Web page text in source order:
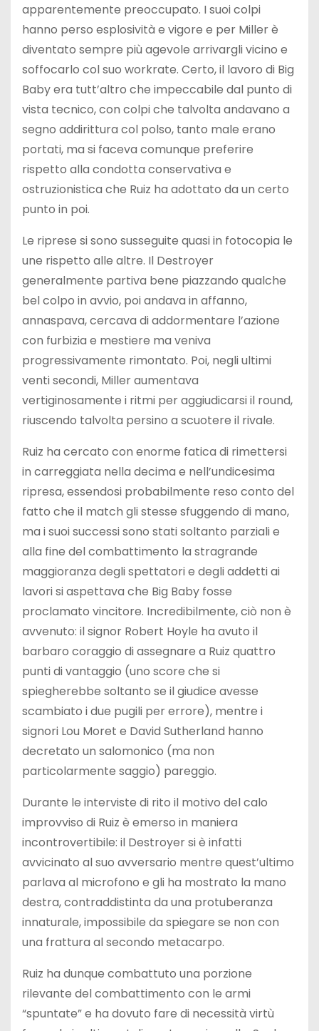
apparentemente preoccupato. I suoi colpi
hanno perso esplosività e vigore e per Miller è
diventato sempre più agevole arrivargli vicino e
soffocarlo col suo workrate. Certo, il lavoro di Big
Baby era tutt’altro che impeccabile dal punto di
vista tecnico, con colpi che talvolta andavano a
segno addirittura col polso, tanto male erano
portati, ma si faceva comunque preferire
rispetto alla condotta conservativa e
ostruzionistica che Ruiz ha adottato da un certo
punto in poi.
Le riprese si sono susseguite quasi in fotocopia le
une rispetto alle altre. Il Destroyer
generalmente partiva bene piazzando qualche
bel colpo in avvio, poi andava in affanno,
annaspava, cercava di addormentare l’azione
con furbizia e mestiere ma veniva
progressivamente rimontato. Poi, negli ultimi
venti secondi, Miller aumentava
vertiginosamente i ritmi per aggiudicarsi il round,
riuscendo talvolta persino a scuotere il rivale.
Ruiz ha cercato con enorme fatica di rimettersi
in carreggiata nella decima e nell’undicesima
ripresa, essendosi probabilmente reso conto del
fatto che il match gli stesse sfuggendo di mano,
ma i suoi successi sono stati soltanto parziali e
alla fine del combattimento la stragrande
maggioranza degli spettatori e degli addetti ai
lavori si aspettava che Big Baby fosse
proclamato vincitore. Incredibilmente, ciò non è
avvenuto: il signor Robert Hoyle ha avuto il
barbaro coraggio di assegnare a Ruiz quattro
punti di vantaggio (uno score che si
spiegherebbe soltanto se il giudice avesse
scambiato i due pugili per errore), mentre i
signori Lou Moret e David Sutherland hanno
decretato un salomonico (ma non
particolarmente saggio) pareggio.
Durante le interviste di rito il motivo del calo
improvviso di Ruiz è emerso in maniera
incontrovertibile: il Destroyer si è infatti
avvicinato al suo avversario mentre quest’ultimo
parlava al microfono e gli ha mostrato la mano
destra, contraddistinta da una protuberanza
innaturale, impossibile da spiegare se non con
una frattura al secondo metacarpo.
Ruiz ha dunque combattuto una porzione
rilevante del combattimento con le armi
“spuntate” e ha dovuto fare di necessità virtù